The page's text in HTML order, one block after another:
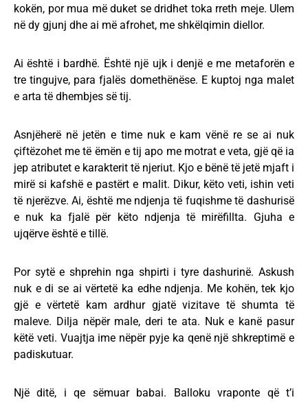
kokën, por mua më duket se dridhet toka rreth meje. Ulem
në dy gjunj dhe ai më afrohet, me shkëlqimin diellor.
Ai është i bardhë. Është një ujk i denjë e me metaforën e
tre tingujve, para fjalës domethënëse. E kuptoj nga malet
e arta të dhembjes së tij.
Asnjëherë në jetën e time nuk e kam vënë re se ai nuk
çiftëzohet me të ëmën e tij apo me motrat e veta, gjë që ia
jep atributet e karakterit të njeriut. Kjo e bënë të jetë mjaft i
mirë si kafshë e pastërt e malit. Dikur, këto veti, ishin veti
të njerëzve. Ai, është me ndjenja të fuqishme të dashurisë
e nuk ka fjalë për këto ndjenja të mirëfillta. Gjuha e
ujqërve është e tillë.
Por sytë e shprehin nga shpirti i tyre dashurinë. Askush
nuk e di se ai vërtetë ka edhe ndjenja. Me kohën, tek kjo
gjë e vërtetë kam ardhur gjatë vizitave të shumta të
maleve. Dilja nëpër male, deri te ata. Nuk e kanë pasur
këtë veti. Vuajtja ime nëpër pyje ka qenë një shkreptimë e
padiskutuar.
Një ditë, i qe sëmuar babai. Balloku vraponte që t’i